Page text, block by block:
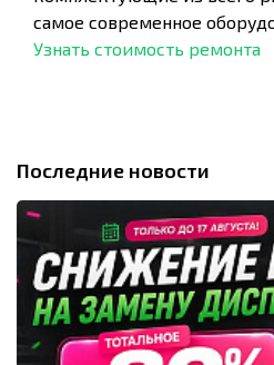
самое современное
Узнать стоимость ремонта
Последние новости